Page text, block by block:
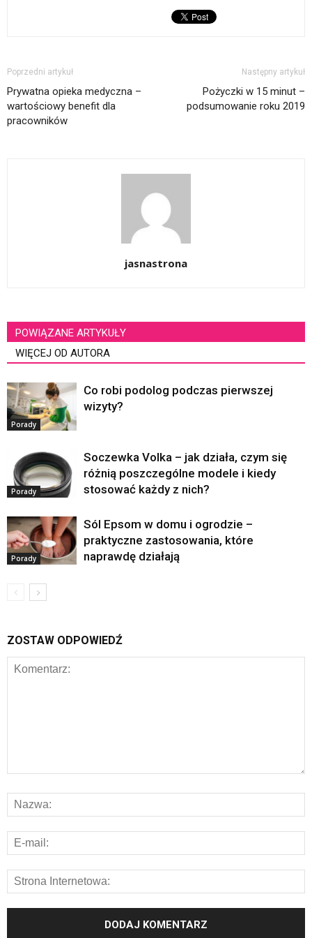
Poprzedni artykuł
Prywatna opieka medyczna –
wartościowy benefit dla
pracowników
Następny artykuł
Pożyczki w 15 minut –
podsumowanie roku 2019
jasnastrona
POWIĄZANE ARTYKUŁY
WIĘCEJ OD AUTORA
Porady
Co robi podolog podczas pierwszej
wizyty?
Porady
Soczewka Volka – jak działa, czym się
różnią poszczególne modele i kiedy
stosować każdy z nich?
Porady
Sól Epsom w domu i ogrodzie –
praktyczne zastosowania, które
naprawdę działają
ZOSTAW ODPOWIEDŹ